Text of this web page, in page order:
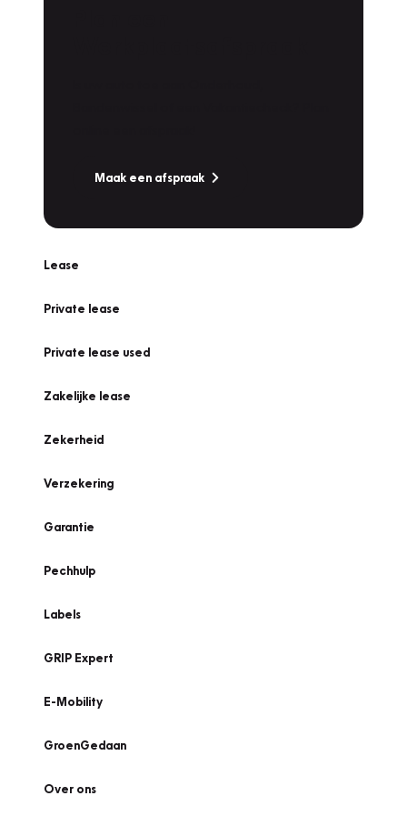
Maak een afspraak
Lease
Private lease
Private lease used
Zakelijke lease
Zekerheid
Verzekering
Garantie
Pechhulp
Labels
GRIP Expert
E-Mobility
GroenGedaan
Over ons